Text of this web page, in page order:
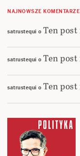
NAJNOWSZE KOMENTARZE
satrustequi o Ten
satrustequi o Ten
satrustequi o Ten